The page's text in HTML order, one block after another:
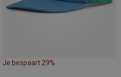
Je bespaart 29%